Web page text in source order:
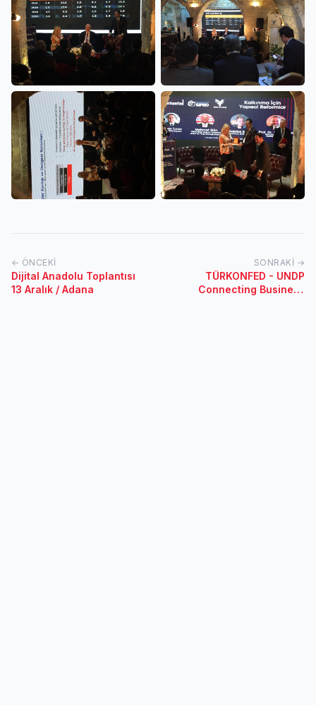
← ÖNCEKI
Dijital Anadolu Toplantısı
13 Aralık / Adana
SONRAKI →
TÜRKONFED - UNDP
Connecting Business